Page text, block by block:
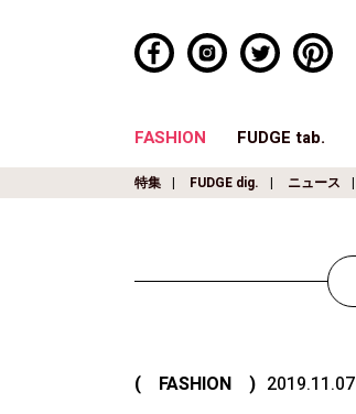
FASHION FUDGE tab.
特集 FUDGE dig. ニュース
( FASHION ) 2019.11.07